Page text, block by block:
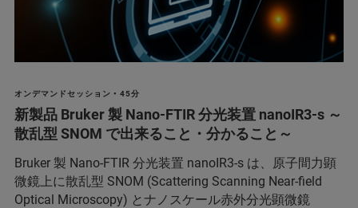
オンデマンドセッション • 45分
新製品 Bruker 製 Nano-FTIR 分光装置 nanoIR3-s ～
散乱型 SNOM で出来ること・分かること～
Bruker 製 Nano-FTIR 分光装置 nanoIR3-s は、原子間力顕
微鏡上に散乱型 SNOM (Scattering Scanning Near-field
Optical Microscopy) とナノスケール赤外分光顕微鏡